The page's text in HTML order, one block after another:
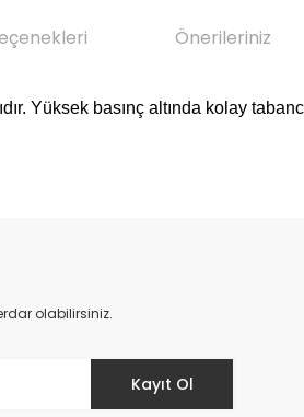
Önerileriniz
Yüksek basınç altında kolay
olabilirsiniz.
Kayıt Ol